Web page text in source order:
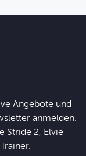
Angebote und
anmelden.
Stride 2, Elvie